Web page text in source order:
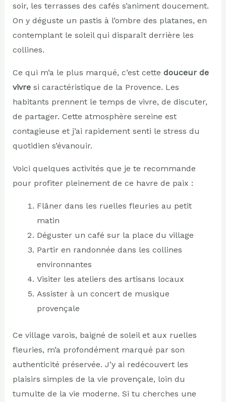
soir, les terrasses des cafés s’animent doucement.
On y déguste un pastis à l’ombre des platanes, en
contemplant le soleil qui disparaît derrière les
collines.
Ce qui m’a le plus marqué, c’est cette douceur de
vivresi caractéristique de la Provence. Les
habitants prennent le temps de vivre, de discuter,
de partager. Cette atmosphère sereine est
contagieuse et j’ai rapidement senti le stress du
quotidien s’évanouir.
Voici quelques activités que je te recommande
pour profiter pleinement de ce havre de paix :
Flâner dans les ruelles fleuries au petit
matin
Déguster un café sur la place du village
Partir en randonnée dans les collines
environnantes
Visiter les ateliers des artisans locaux
Assister à un concert de musique
provençale
Ce village varois, baigné de soleil et aux ruelles
fleuries, m’a profondément marqué par son
authenticité préservée. J’y ai redécouvert les
plaisirs simples de la vie provençale, loin du
tumulte de la vie moderne. Si tu cherches une